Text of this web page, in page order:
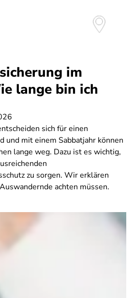
im
lange bin ich
sich für einen
und mit einem Sabbatjahr können
lange weg. Dazu ist es wichtig,
zu sorgen. Wir erklären
achten müssen.